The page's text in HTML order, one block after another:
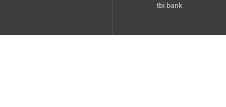
tbi bank